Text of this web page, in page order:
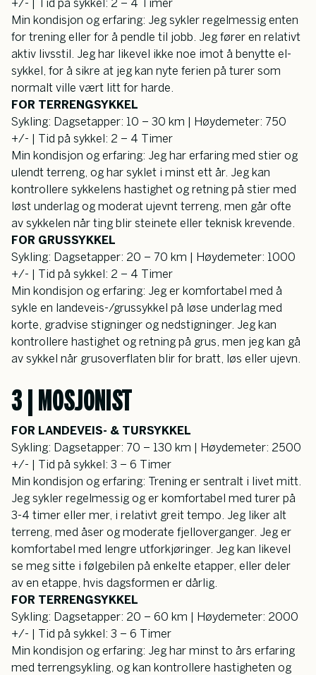
+/- | Tid på sykkel: 2 – 4 Timer
Min kondisjon og erfaring: Jeg sykler regelmessig enten
for trening eller for å pendle til jobb. Jeg fører en relativt
aktiv livsstil. Jeg har likevel ikke noe imot å benytte el-
sykkel, for å sikre at jeg kan nyte ferien på turer som
normalt ville vært litt for harde.
FOR TERRENGSYKKEL
Sykling: Dagsetapper: 10 – 30 km | Høydemeter: 750
+/- | Tid på sykkel: 2 – 4 Timer
Min kondisjon og erfaring: Jeg har erfaring med stier og
ulendt terreng, og har syklet i minst ett år. Jeg kan
kontrollere sykkelens hastighet og retning på stier med
løst underlag og moderat ujevnt terreng, men går ofte
av sykkelen når ting blir steinete eller teknisk krevende.
FOR GRUSSYKKEL
Sykling: Dagsetapper: 20 – 70 km | Høydemeter: 1000
+/- | Tid på sykkel: 2 – 4 Timer
Min kondisjon og erfaring: Jeg er komfortabel med å
sykle en landeveis-/grussykkel på løse underlag med
korte, gradvise stigninger og nedstigninger. Jeg kan
kontrollere hastighet og retning på grus, men jeg kan gå
av sykkel når grusoverflaten blir for bratt, løs eller ujevn.
3 | MOSJONIST
FOR LANDEVEIS- & TURSYKKEL
Sykling: Dagsetapper: 70 – 130 km | Høydemeter: 2500
+/- | Tid på sykkel: 3 – 6 Timer
Min kondisjon og erfaring: Trening er sentralt i livet mitt.
Jeg sykler regelmessig og er komfortabel med turer på
3-4 timer eller mer, i relativt greit tempo. Jeg liker alt
terreng, med åser og moderate fjelloverganger. Jeg er
komfortabel med lengre utforkjøringer. Jeg kan likevel
se meg sitte i følgebilen på enkelte etapper, eller deler
av en etappe, hvis dagsformen er dårlig.
FOR TERRENGSYKKEL
Sykling: Dagsetapper: 20 – 60 km | Høydemeter: 2000
+/- | Tid på sykkel: 3 – 6 Timer
Min kondisjon og erfaring: Jeg har minst to års erfaring
med terrengsykling, og kan kontrollere hastigheten og